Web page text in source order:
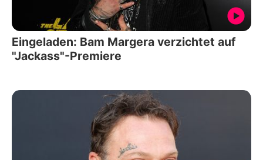
Eingeladen: Bam Margera verzichtet auf
"Jackass"-Premiere